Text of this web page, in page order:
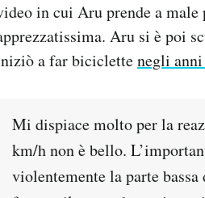
in cui Aru prende a male
Aru si è poi
a far biciclettenegli
Mi dispiace molto per la
km/h non è bello.
violentemente la parte